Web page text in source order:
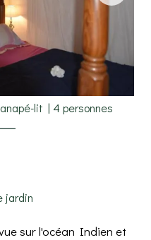
lit | 4 personnes
jardin
sur l'océan Indien et